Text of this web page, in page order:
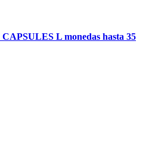
L monedas hasta 35